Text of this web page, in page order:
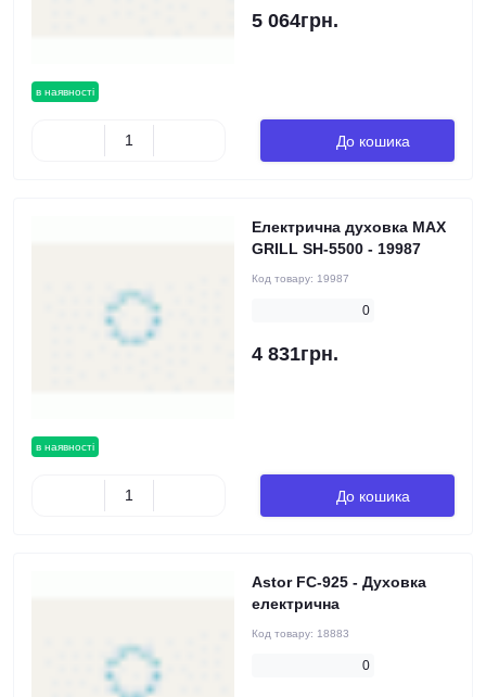
в наявності
5 064грн.
До кошика
в наявності
Електрична духовка MAX
GRILL SH-5500 - 19987
Код товару: 19987
0
4 831грн.
До кошика
Astor FC-925 - Духовка
електрична
Код товару: 18883
0